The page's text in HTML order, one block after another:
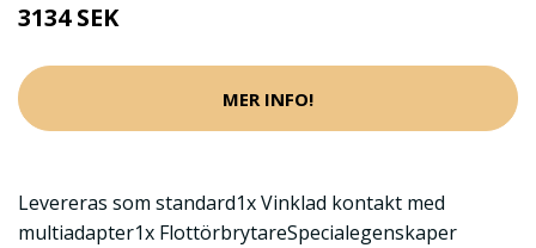
3134 SEK
MER INFO!
Levereras som standard1x Vinklad kontakt med
multiadapter1x FlottörbrytareSpecialegenskaper